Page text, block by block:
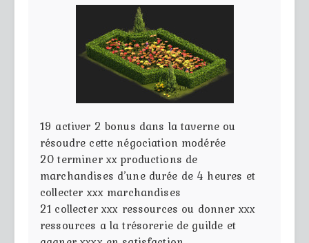
19 activer 2 bonus dans la taverne ou
résoudre cette négociation modérée
20 terminer xx productions de
marchandises d’une durée de 4 heures et
collecter xxx marchandises
21 collecter xxx ressources ou donner xxx
ressources a la trésorerie de guilde et